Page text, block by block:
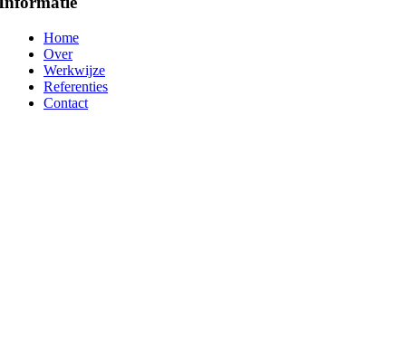
Home
Over
Werkwijze
Referenties
Contact